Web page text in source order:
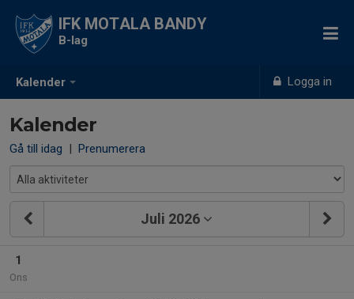
Kalender Logga in
IFK MOTALA BANDY
B-lag
Kalender
Gå till idag | Prenumerera
Juli 2026
1
Ons